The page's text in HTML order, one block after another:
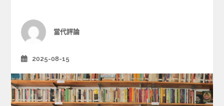
i
e
Author
當代評論
2025-08-15